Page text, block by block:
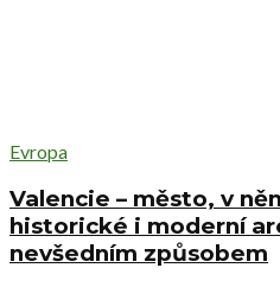
Evropa
Valencie – město, v
historické i moderní
nevšedním způsobem